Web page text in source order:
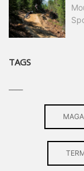
TAGS